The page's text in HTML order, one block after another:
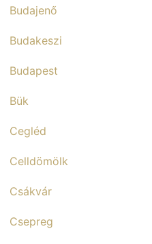
Budajenő
Budakeszi
Budapest
Bük
Cegléd
Celldömölk
Csákvár
Csepreg